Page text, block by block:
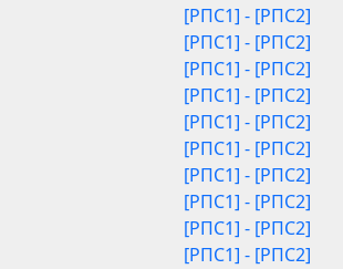
[РПС1] - [РПС2]
[РПС1] - [РПС2]
[РПС1] - [РПС2]
[РПС1] - [РПС2]
[РПС1] - [РПС2]
[РПС1] - [РПС2]
[РПС1] - [РПС2]
[РПС1] - [РПС2]
[РПС1] - [РПС2]
[РПС1] - [РПС2]